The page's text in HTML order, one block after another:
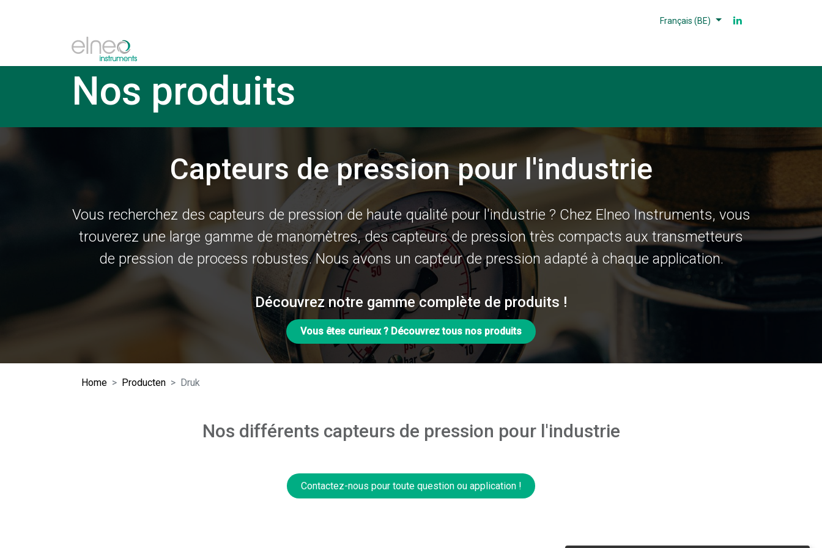
Français (BE)
Nos produits
Capteurs de pression pour l'industrie
Vous recherchez des capteurs de pression de haute qualité pour l'industrie ? Chez Elneo Instruments, vous
trouverez une large gamme de manomètres, des capteurs de pression très compacts aux transmetteurs
de pression de process robustes. Nous avons un capteur de pression adapté à chaque application.
Découvrez notre gamme complète de produits !
Vous êtes curieux ? Découvrez tous nos produits
Home Producten Druk
Nos différents capteurs de pression pour l'industrie
Contactez-nous pour toute question ou application !